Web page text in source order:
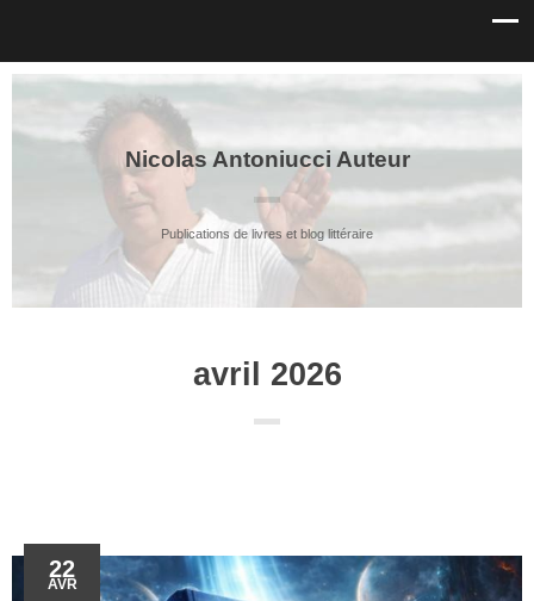
Nicolas Antoniucci Auteur
Publications de livres et blog littéraire
avril 2026
22
AVR